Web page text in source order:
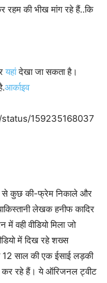
रहम की भीख मांग रहे हैं..कि
यहांदेखा जा सकता है।
आर्काइव
159235168037
से कुछ की-फ्रेम निकाले और
लेखक हनीफ कादिर
वही वीडियो मिला जो
में दिख रहे शख्स
12 साल की एक ईसाई लड़की
कर रहे हैं। ये ऑरिजनल ट्वीट